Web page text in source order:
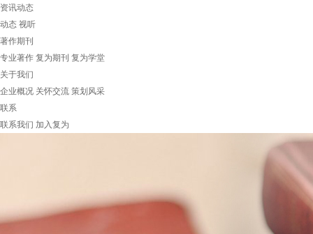
资讯动态
动态 视听
著作期刊
专业著作 复为期刊 复为学堂
关于我们
企业概况 关怀交流 策划风采
联系
联系我们 加入复为